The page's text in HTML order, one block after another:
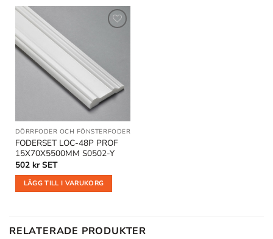
önskelistan
DÖRRFODER OCH FÖNSTERFODER
FODERSET LOC-48P PROF
15X70X5500MM S0502-Y
502 kr SET
LÄGG TILL I VARUKORG
RELATERADE PRODUKTER